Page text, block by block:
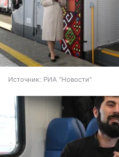
Источник: РИА "Новости"